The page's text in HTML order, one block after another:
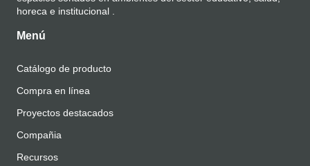
horeca e institucional .
Menú
Catálogo de producto
Compra en línea
Proyectos destacados
Compañia
Recursos